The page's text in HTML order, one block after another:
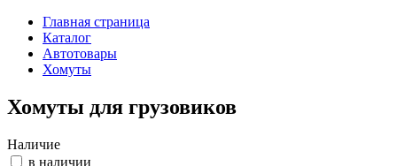
Главная страница
Каталог
Автотовары
Хомуты
Хомуты для грузовиков
Наличие
в наличии